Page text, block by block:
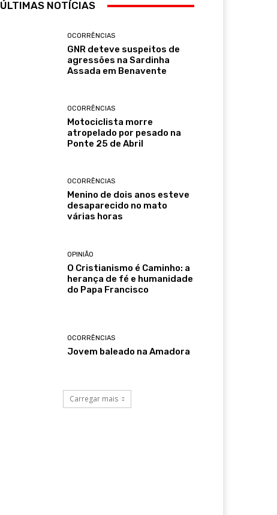
ÚLTIMAS NOTÍCIAS
OCORRÊNCIAS
GNR deteve suspeitos de
agressões na Sardinha
Assada em Benavente
OCORRÊNCIAS
Motociclista morre
atropelado por pesado na
Ponte 25 de Abril
OCORRÊNCIAS
Menino de dois anos esteve
desaparecido no mato
várias horas
OPINIÃO
O Cristianismo é Caminho: a
herança de fé e humanidade
do Papa Francisco
OCORRÊNCIAS
Jovem baleado na Amadora
Carregar mais